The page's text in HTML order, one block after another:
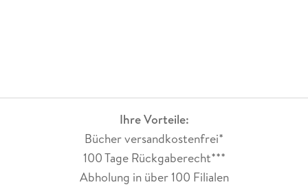
Ihre Vorteile:
Bücher versandkostenfrei*
100 Tage Rückgaberecht***
Abholung in über 100 Filialen